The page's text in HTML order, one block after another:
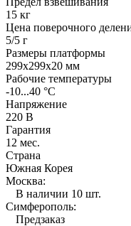
15 кг
Цена поверочного
5/5 г
Размеры платформы
299х299х20 мм
Рабочие температуры
-10...40 °C
Напряжение
220 В
Гарантия
12 мес.
Страна
Южная Корея
Москва:
В наличии 10 шт.
Симферополь:
Предзаказ